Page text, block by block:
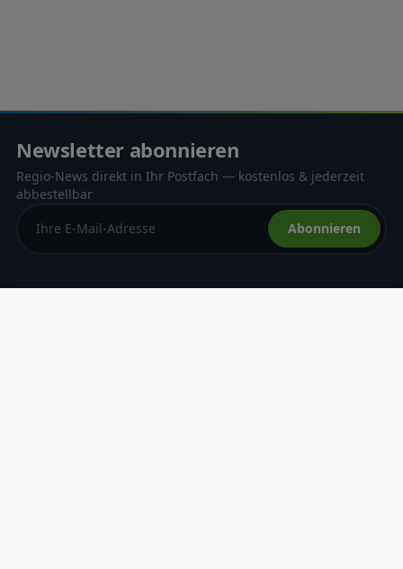
Newsletter abonnieren
Regio-News direkt in Ihr Postfach — kostenlos & jederzeit
abbestellbar
Abonnieren